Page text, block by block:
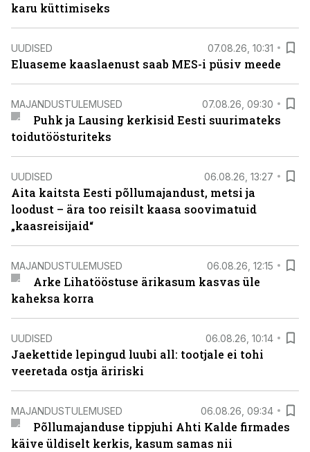
karu küttimiseks
UUDISED 07.08.26, 10:31
Eluaseme kaaslaenust saab MES-i püsiv meede
MAJANDUSTULEMUSED 07.08.26, 09:30
Puhk ja Lausing kerkisid Eesti suurimateks
toidutöösturiteks
UUDISED 06.08.26, 13:27
Aita kaitsta Eesti põllumajandust, metsi ja
loodust – ära too reisilt kaasa soovimatuid
„kaasreisijaid“
MAJANDUSTULEMUSED 06.08.26, 12:15
Arke Lihatööstuse ärikasum kasvas üle
kaheksa korra
UUDISED 06.08.26, 10:14
Jaekettide lepingud luubi all: tootjale ei tohi
veeretada ostja äririski
MAJANDUSTULEMUSED 06.08.26, 09:34
Põllumajanduse tippjuhi Ahti Kalde firmades
käive üldiselt kerkis, kasum samas nii